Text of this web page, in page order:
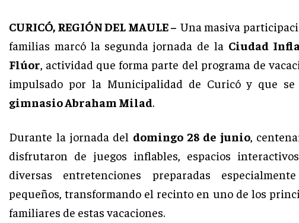
CURICÓ, REGIÓN DEL MAULE – Una masiva
familias marcó la segunda jornada de la Ciudad
Flúor , actividad que forma parte del programa de
impulsado por la Municipalidad de Curicó y que
gimnasio Abraham Milad.
Durante la jornada del domingo 28 de junio,
disfrutaron de juegos inflables, espacios
diversas entretenciones preparadas
pequeños, transformando el recinto en uno de los
familiares de estas vacaciones.